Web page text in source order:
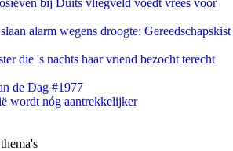
bij Duits vliegveld voedt vrees voor
alarm wegens droogte: Gereedschapskist
die 's nachts haar vriend bezocht terecht
de Dag #1977
wordt nóg aantrekkelijker